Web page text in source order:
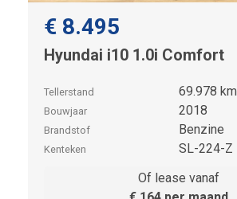
€ 8.495
Hyundai i10 1.0i Comfort
Tellerstand 69.978 km
Bouwjaar 2018
Brandstof Benzine
Kenteken
SL-224-Z
Of lease vanaf